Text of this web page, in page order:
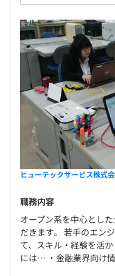
ヒューテックサービス株式
職務内容
オープン系を中心とし
だきます。 若手のエン
て、スキル・経験を活
には… ・金融業界向け